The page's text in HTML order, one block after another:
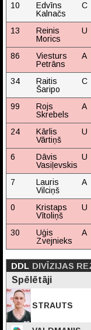
10
Edvīns
Kalnačs
C
13
Reinis
Morics
U
86
Viesturs
Petrāns
A
34
Raitis
Šaripo
C
99
Rojs
Skrebels
A
24
Kārlis
Vārtiņš
U
6
Dāvis
Vasiļevskis
U
7
Lauris
Vilciņš
A
0
Kristaps
Vītoliņš
U
30
Uģis
Zvejnieks
A
DDL DIVĪZIJAS
Spēlētāji
STRAUTS